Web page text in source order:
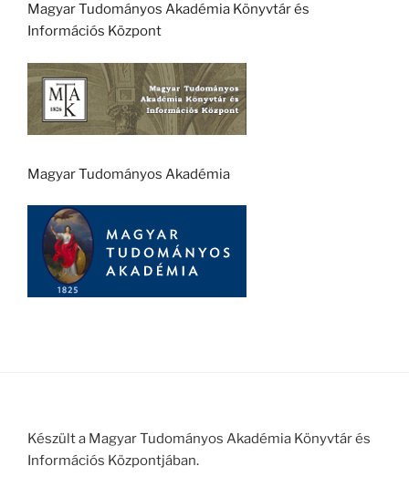
Magyar Tudományos Akadémia Könyvtár és
Információs Központ
Magyar Tudományos Akadémia
Készült a Magyar Tudományos Akadémia Könyvtár és
Információs Központjában.